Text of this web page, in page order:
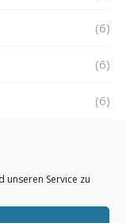
unseren Service zu
(6)
(6)
(6)
(5)